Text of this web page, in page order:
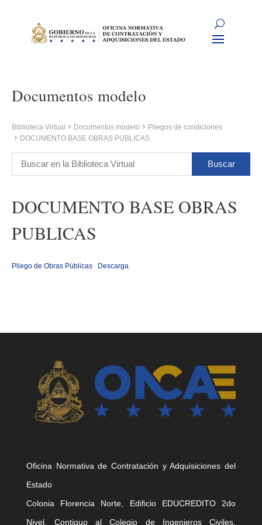
Documentos modelo
Biblioteca Virtual Documentos modelo
Pliegos de condiciones
DOCUMENTO BASE OBRAS PUBLICAS
DOCUMENTO BASE OBRAS
PUBLICAS
Pliego de Obras Públicas Descarga
Oficina Normativa de Contratación y Adquisiciones del
Estado
Colonia Florencia Norte, Edificio EDUCREDITO 2do
Nivel, Contiguo al Colegio de Ingenieros Civiles,